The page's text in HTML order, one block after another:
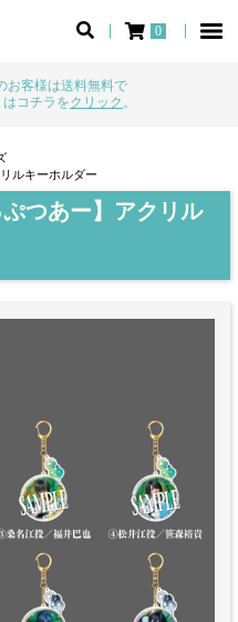
0
お客様は送料無料で
コチラをクリック 。
ルキーホルダー
ぷつあー】アクリル